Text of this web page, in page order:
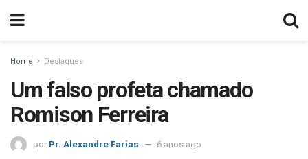
Home Destaques
Um falso profeta chamado
Romison Ferreira
por Pr. Alexandre Farias 6 anos ago